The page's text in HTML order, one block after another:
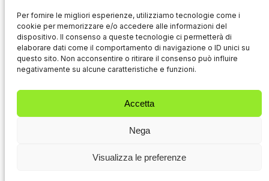
Per fornire le migliori esperienze, utilizziamo tecnologie come i
cookie per memorizzare e/o accedere alle informazioni del
dispositivo. Il consenso a queste tecnologie ci permetterà di
elaborare dati come il comportamento di navigazione o ID unici su
questo sito. Non acconsentire o ritirare il consenso può influire
negativamente su alcune caratteristiche e funzioni.
Accetta
Nega
Visualizza le preferenze
Navigazione